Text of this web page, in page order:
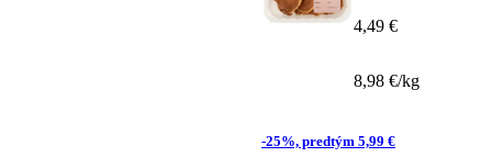
-25%, predtým 5,99 €
4,49 €
8,98 €/kg